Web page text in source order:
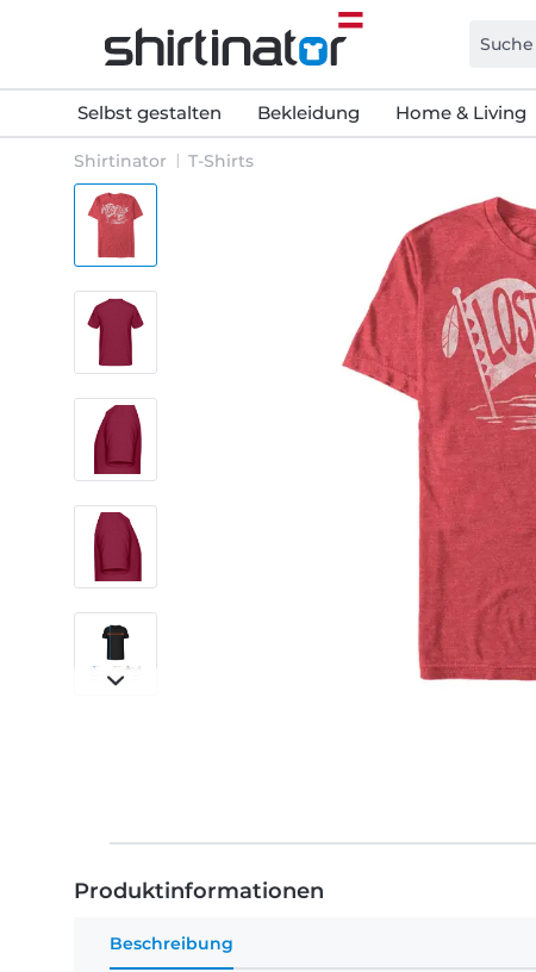
Selbst gestalten Bekleidung Home & Living
Shirtinator T-Shirts
Produktinformationen
Beschreibung